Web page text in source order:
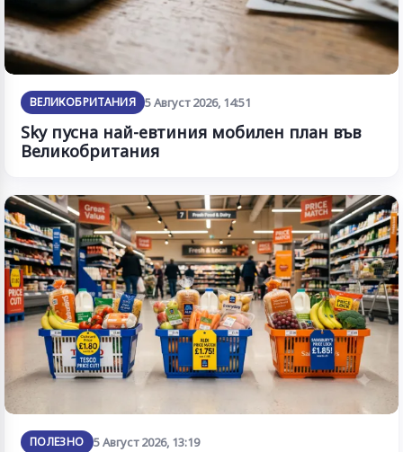
ВЕЛИКОБРИТАНИЯ 5 Август 2026, 14:51
Sky пусна най-евтиния мобилен план във
Великобритания
ПОЛЕЗНО 5 Август 2026, 13:19